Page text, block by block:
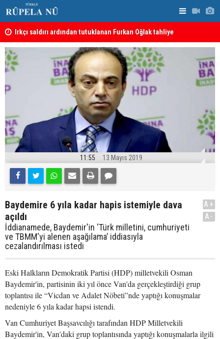
Irkçı saldırı ardından tutuklanan Furkan Oğlak tahliye
edildi
Haci Mahmud: Başkan Barzani, Kürt saflarını
birleştirmeye kararlı
11:55 13 Mayıs 2019
Baydemire 6 yıla kadar hapis istemiyle dava
açıldı
İddianamede, Baydemir'in ‘Türk milletini, cumhuriyeti
ve TBMM'yi alenen aşağılama’ iddiasıyla
cezalandırılması istedi
A+
A-
Eski Halkların Demokratik Partisi (HDP) milletvekili Osman
Baydemir'in, partisinin iki yıl önce Van'da gerçekleştirdiği grup
toplantısı ile “Vicdan ve Adalet Nöbeti”nde yaptığı konuşmalar
nedeniyle 6 yıla kadar hapsi istendi.
Van Cumhuriyet Başsavcılığı tarafından HDP Milletvekili
Baydemir'in, Van'daki grup toplantısında yaptığı konuşmalarla ilgili